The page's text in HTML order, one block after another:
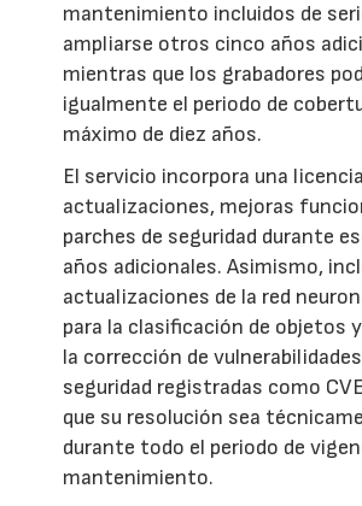
mantenimiento incluidos de
ampliarse otros cinco años
mientras que los grabadores
igualmente el periodo de
máximo de diez años.
El servicio incorpora una
actualizaciones, mejoras
parches de seguridad durante
años adicionales. Asimismo,
actualizaciones de la red
para la clasificación de objetos
la corrección de
seguridad registradas como
que su resolución sea
durante todo el periodo de
mantenimiento.